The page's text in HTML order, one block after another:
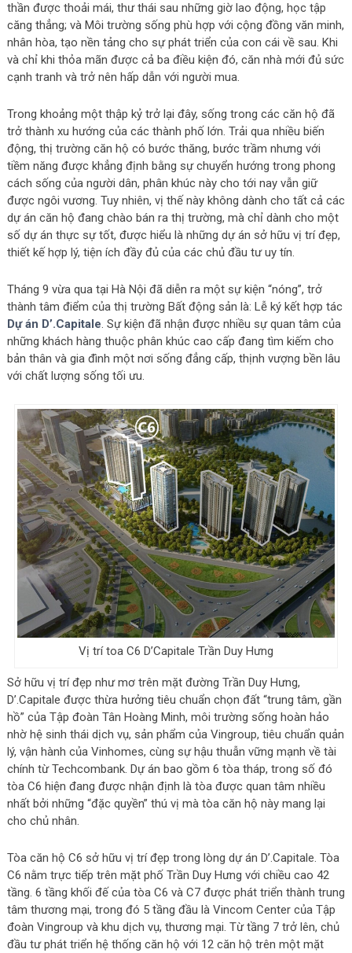
thần được thoải mái, thư thái sau những giờ lao động, học tập
căng thẳng; và Môi trường sống phù hợp với cộng đồng văn minh,
nhân hòa, tạo nền tảng cho sự phát triển của con cái về sau. Khi
và chỉ khi thỏa mãn được cả ba điều kiện đó, căn nhà mới đủ sức
cạnh tranh và trở nên hấp dẫn với người mua.
Trong khoảng một thập kỷ trở lại đây, sống trong các căn hộ đã
trở thành xu hướng của các thành phố lớn. Trải qua nhiều biến
động, thị trường căn hộ có bước thăng, bước trầm nhưng với
tiềm năng được khẳng định bằng sự chuyển hướng trong phong
cách sống của người dân, phân khúc này cho tới nay vẫn giữ
được ngôi vương. Tuy nhiên, vị thế này không dành cho tất cả các
dự án căn hộ đang chào bán ra thị trường, mà chỉ dành cho một
số dự án thực sự tốt, được hiểu là những dự án sở hữu vị trí đẹp,
thiết kế hợp lý, tiện ích đầy đủ của các chủ đầu tư uy tín.
Tháng 9 vừa qua tại Hà Nội đã diễn ra một sự kiện “nóng”, trở
thành tâm điểm của thị trường Bất động sản là: Lễ ký kết hợp tác
Dự án D’.Capitale. Sự kiện đã nhận được nhiều sự quan tâm của
những khách hàng thuộc phân khúc cao cấp đang tìm kiếm cho
bản thân và gia đình một nơi sống đẳng cấp, thịnh vượng bền lâu
với chất lượng sống tối ưu.
Vị trí toa C6 D’Capitale Trần Duy Hưng
Sở hữu vị trí đẹp như mơ trên mặt đường Trần Duy Hưng,
D’.Capitale được thừa hưởng tiêu chuẩn chọn đất “trung tâm, gần
hồ” của Tập đoàn Tân Hoàng Minh, môi trường sống hoàn hảo
nhờ hệ sinh thái dịch vụ, sản phẩm của Vingroup, tiêu chuẩn quản
lý, vận hành của Vinhomes, cùng sự hậu thuẫn vững mạnh về tài
chính từ Techcombank. Dự án bao gồm 6 tòa tháp, trong số đó
tòa C6 hiện đang được nhận định là tòa được quan tâm nhiều
nhất bởi những “đặc quyền” thú vị mà tòa căn hộ này mang lại
cho chủ nhân.
Tòa căn hộ C6 sở hữu vị trí đẹp trong lòng dự án D’.Capitale. Tòa
C6 nằm trực tiếp trên mặt phố Trần Duy Hưng với chiều cao 42
tầng. 6 tầng khối đế của tòa C6 và C7 được phát triển thành trung
tâm thương mại, trong đó 5 tầng đầu là Vincom Center của Tập
đoàn Vingroup và khu dịch vụ, thương mại. Từ tầng 7 trở lên, chủ
đầu tư phát triển hệ thống căn hộ với 12 căn hộ trên một mặt